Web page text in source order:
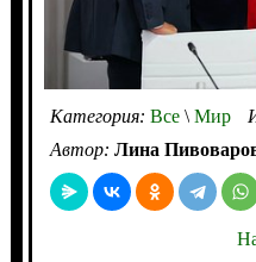
Категория: Все\Мир
Автор: Лина